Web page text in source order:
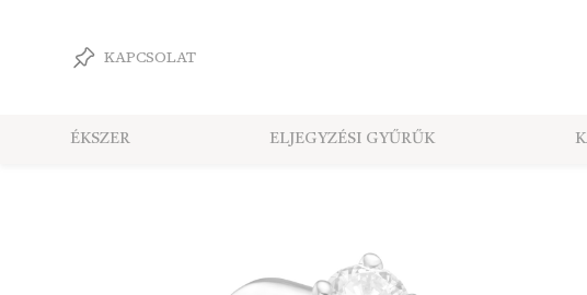
KAPCSOLAT
ÉKSZER ELJEGYZÉSI GYŰRŰK